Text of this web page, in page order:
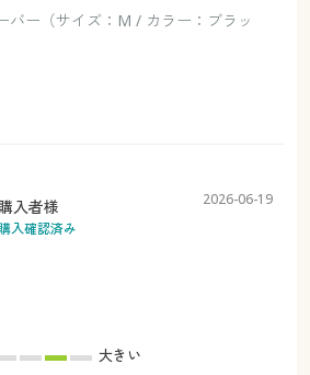
バー（サイズ：M / カラー：ブラッ
入者様
購入確認済み
2026-06-19
大きい